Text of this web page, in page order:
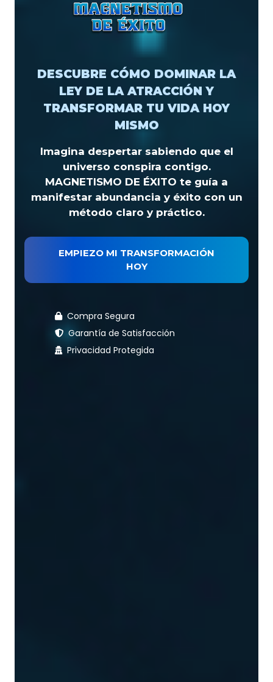
DESCUBRE CÓMO DOMINAR LA
LEY DE LA ATRACCIÓN Y
TRANSFORMAR TU VIDA HOY
MISMO
Imagina despertar sabiendo que el
universo conspira contigo.
MAGNETISMO DE ÉXITO te guía a
manifestar abundancia y éxito con un
método claro y práctico.
EMPIEZO MI TRANSFORMACIÓN
HOY
Compra Segura
Garantía de Satisfacción
Privacidad Protegida